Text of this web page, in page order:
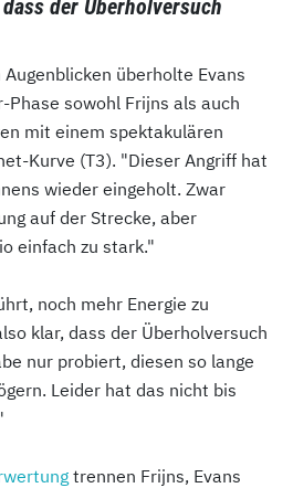
der Überholversuch
überholte Evans
Phase sowohl Frijns als auch
mit einem spektakulären
Kurve (T3). "Dieser Angriff hat
wieder eingeholt. Zwar
auf der Strecke, aber
einfach zu stark."
noch mehr Energie zu
klar, dass der Überholversuch
nur probiert, diesen so lange
Leider hat das nicht bis
trennen Frijns, Evans